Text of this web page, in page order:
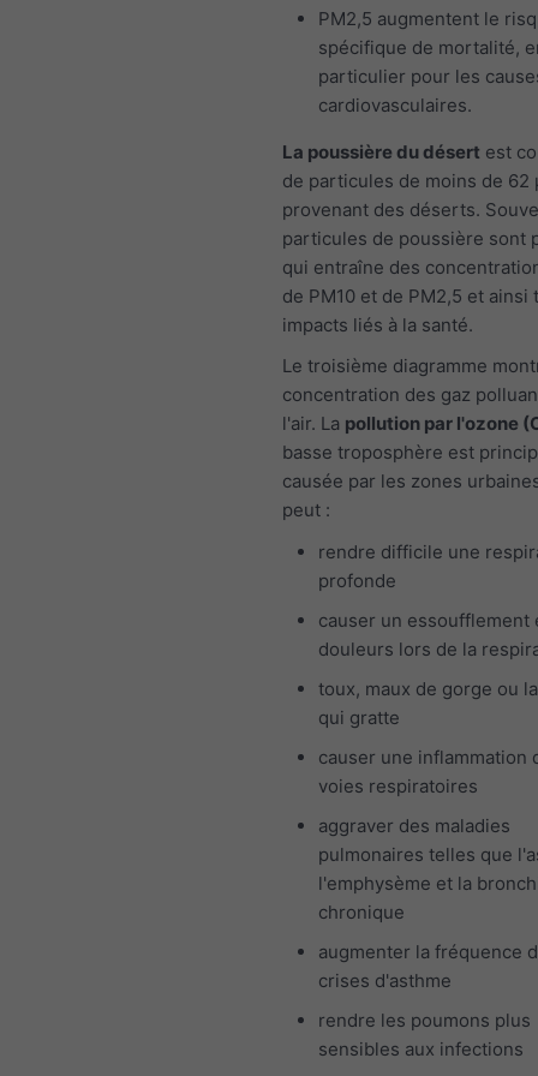
PM2,5 augmentent le
spécifique de mortalité,
particulier pour les
cardiovasculaires.
La poussière du désert est
de particules de moins de 62
provenant des déserts.
particules de poussière sont
qui entraîne des
de PM10 et de PM2,5 et ainsi
impacts liés à la santé.
Le troisième diagramme
concentration des gaz
l'air. La pollution par l'ozone
basse troposphère est
causée par les zones
peut :
rendre difficile une
profonde
causer un essoufflement
douleurs lors de la
toux, maux de gorge ou
qui gratte
causer une inflammation
voies respiratoires
aggraver des maladies
pulmonaires telles que
l'emphysème et la
chronique
augmenter la fréquence
crises d'asthme
rendre les poumons plus
sensibles aux infections